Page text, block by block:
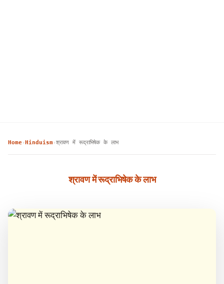
Home› Hinduism›श्रावण में रूद्राभिषेक के लाभ
श्रावण में रूद्राभिषेक के लाभ